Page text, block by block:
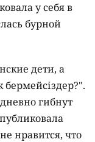
у себя в
бурной
дети, а
бермейсіздер?".
гибнут
нравится, что